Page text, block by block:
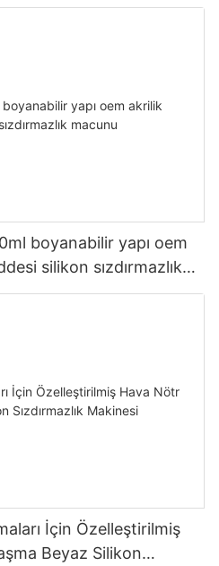
boyanabilir yapı oem
silikon sızdırmazlık
İçin Özelleştirilmiş
Beyaz Silikon